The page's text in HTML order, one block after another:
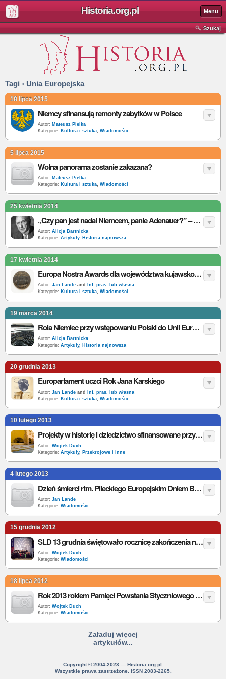
Historia.org.pl Menu
Szukaj
Tagi › Unia Europejska
18 lipca 2015
Niemcy sfinansują remonty zabytków w Polsce
Autor: Mateusz Pielka
Kategorie: Kultura i sztuka, Wiadomości
5 lipca 2015
Wolna panorama zostanie zakazana?
Autor: Mateusz Pielka
Kategorie: Kultura i sztuka, Wiadomości
25 kwietnia 2014
„Czy pan jest nadal Niemcem, panie Adenauer?” – o założeniach polityki Konrada Adenauera
Autor: Alicja Bartnicka
Kategorie: Artykuły, Historia najnowsza
17 kwietnia 2014
Europa Nostra Awards dla województwa kujawsko-pomorskiego
Autor: Jan Lande and
Inf. pras. lub własna
Kategorie: Kultura i sztuka, Wiadomości
19 marca 2014
Rola Niemiec przy wstępowaniu Polski do Unii Europejskiej
Autor: Alicja Bartnicka
Kategorie: Artykuły, Historia najnowsza
20 grudnia 2013
Europarlament uczci Rok Jana Karskiego
Autor: Jan Lande and
Inf. pras. lub własna
Kategorie: Kultura i sztuka, Wiadomości
10 lutego 2013
Projekty w historię i dziedzictwo sfinansowane przy udziale środków Unii Europejskiej w Polsce [top]
Autor: Wojtek Duch
Kategorie: Artykuły, Przekrojowe i inne
4 lutego 2013
Dzień śmierci rtm. Pileckiego Europejskim Dniem Bohaterów Walki z Totalitaryzmem?
Autor: Jan Lande
Kategorie: Wiadomości
15 grudnia 2012
SLD 13 grudnia świętowało rocznicę zakończenia negocjacji akcesyjnych do UE
Autor: Wojtek Duch
Kategorie: Wiadomości
18 lipca 2012
Rok 2013 rokiem Pamięci Powstania Styczniowego czy Unii Horodelskiej?
Autor: Wojtek Duch
Kategorie: Wiadomości
Załaduj więcej
artykułów...
Copyright © 2004-2023 — Historia.org.pl.
Wszystkie prawa zastrzeżone. ISSN 2083-2265.